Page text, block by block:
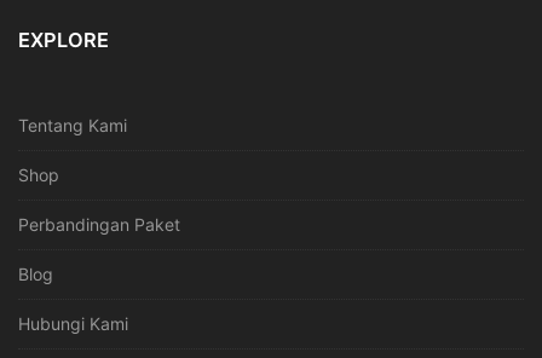
EXPLORE
Tentang Kami
Shop
Perbandingan Paket
Blog
Hubungi Kami